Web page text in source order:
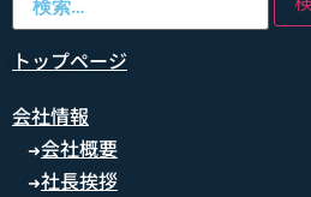
トップページ
会社情報
➜会社概要
➜社長挨拶